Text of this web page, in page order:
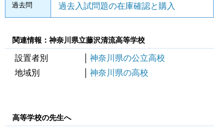
過去問 過去入試問題の在庫確認と購入
関連情報：神奈川県立藤沢清流高等学校
設置者別
神奈川県の公立高校
地域別
神奈川県の高校
高等学校の先生へ